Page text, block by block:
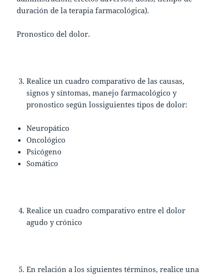
duración de la terapia farmacológica).
Pronostico del dolor.
Realice un cuadro comparativo de las causas,
signos y síntomas, manejo farmacológico y
pronostico según lossiguientes tipos de dolor:
Neuropático
Oncológico
Psicógeno
Somático
Realice un cuadro comparativo entre el dolor
agudo y crónico
En relación a los siguientes términos, realice una